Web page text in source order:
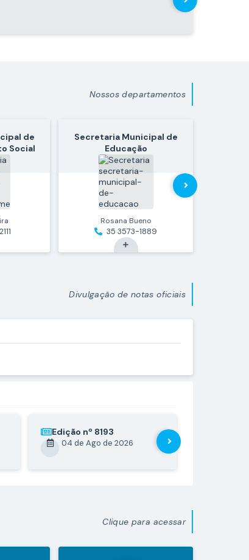
Nossos departamentos
de
Social
Secretaria Municipal de
Educação
Rosana Bueno
35 3573-1889
Divulgação de notas oficiais
Edição nº 8193
04 de Ago de 2026
Clique para acessar